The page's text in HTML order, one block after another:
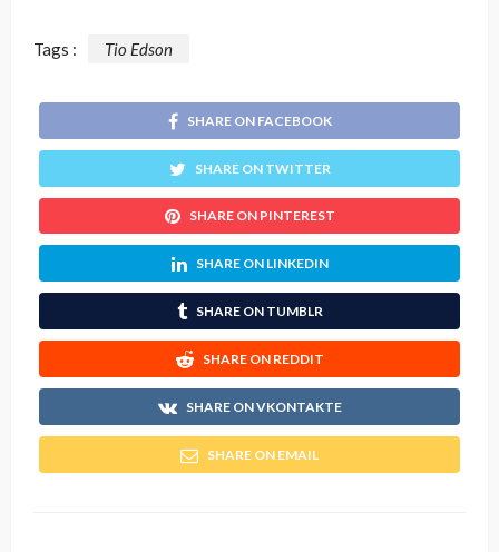
Tags : Tio Edson
SHARE ON FACEBOOK
SHARE ON TWITTER
SHARE ON PINTEREST
SHARE ON LINKEDIN
SHARE ON TUMBLR
SHARE ON REDDIT
SHARE ON VKONTAKTE
SHARE ON EMAIL